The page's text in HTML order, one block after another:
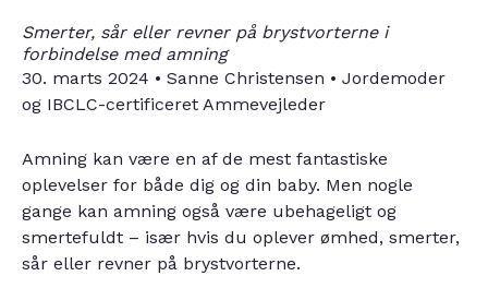
Smerter, sår eller revner på brystvorterne i
forbindelse med amning
30. marts 2024 • Sanne Christensen • Jordemoder
og IBCLC-certificeret Ammevejleder
Amning kan være en af de mest fantastiske
oplevelser for både dig og din baby. Men nogle
gange kan amning også være ubehageligt og
smertefuldt – især hvis du oplever ømhed, smerter,
sår eller revner på brystvorterne.